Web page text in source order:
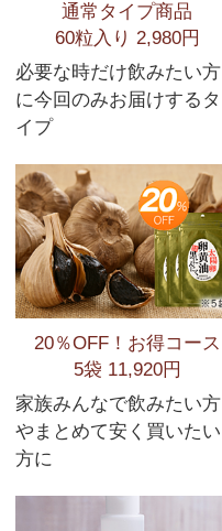
通常タイプ商品
60粒入り 2,980円
必要な時だけ飲みたい方
に今回のみお届けするタ
イプ
20％OFF！お得コース
5袋 11,920円
家族みんなで飲みたい方
やまとめて安く買いたい
方に